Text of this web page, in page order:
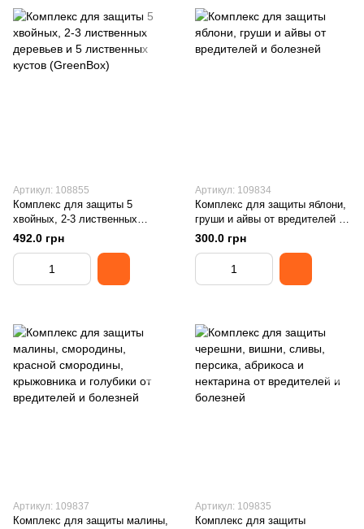
Артикул: 108855
Комплекс для защиты 5
хвойных, 2-3 лиственных
деревьев и 5 лиственных
кустов (GreenBox)
492.0 грн
Артикул: 109834
Комплекс для защиты яблони,
груши и айвы от вредителей и
болезней
300.0 грн
Артикул: 109837
Комплекс для защиты малины,
Артикул: 109835
Комплекс для защиты